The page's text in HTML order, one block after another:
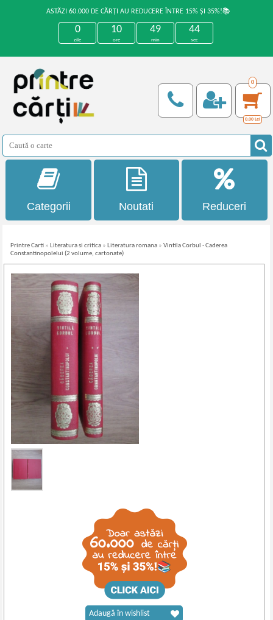
ASTĂZI 60.000 DE CĂRȚI AU REDUCERE ÎNTRE 15% ȘI 35%!📚
0
zile
10
ore
49
min
44
sec
0
0,00 Lei
Categorii Noutati Reduceri
Printre Carti » Literatura si critica » Literatura romana »Vintila Corbul - Caderea
Constantinopolelui (2 volume, cartonate)
Adaugă în wishlist